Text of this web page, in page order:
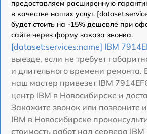
предоставляем расширенную
в качестве наших услуг.
будет стоить на -15% дешевле при
сайте через форму заказа звонка.
[dataset:services:name] IBM
выезде, если не требует
и длительного времени ремонта.
наш мастер привезет IBM
центр IBM в Новосибирске и
Закажите звонок или позвоните
IBM в Новосибирске
стоимость работ над сервера IBM